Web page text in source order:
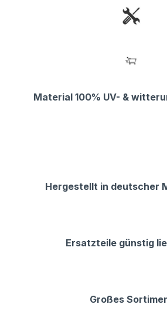
Material 100% UV- &
Hergestellt in deutscher
Ersatzteile günstig
Großes